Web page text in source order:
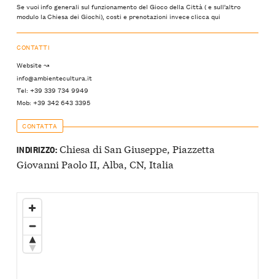
Se vuoi info generali sul funzionamento del Gioco della Città ( e sull’altro
modulo la Chiesa dei Giochi), costi e prenotazioni invece clicca qui
CONTATTI
Website ↝
info@ambientecultura.it
Tel: +39 339 734 9949
Mob: +39 342 643 3395
CONTATTA
INDIRIZZO:Chiesa di San Giuseppe, Piazzetta
Giovanni Paolo II, Alba, CN, Italia